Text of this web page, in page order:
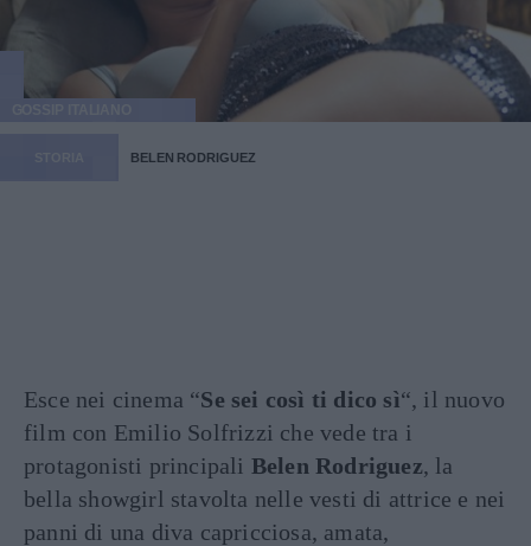
BELEN RODRIGUEZ
Esce nei cinema “Se sei così ti dico sì“, il nuovo
film con Emilio Solfrizzi che vede tra i
protagonisti principali Belen Rodriguez, la
bella showgirl stavolta nelle vesti di attrice e nei
panni di una diva capricciosa, amata,